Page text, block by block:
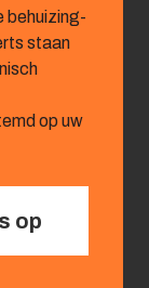
behuizing-
staan
op uw
op